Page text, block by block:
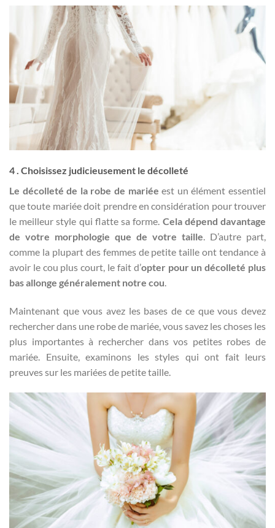
4 . Choisissez judicieusement le décolleté
Le décolleté de la robe de mariée est un élément essentiel
que toute mariée doit prendre en considération pour trouver
le meilleur style qui flatte sa forme. Cela dépend davantage
de votre morphologie que de votre taille. D’autre part,
comme la plupart des femmes de petite taille ont tendance à
avoir le cou plus court, le fait d’opter pour un décolleté plus
bas allonge généralement notre cou.
Maintenant que vous avez les bases de ce que vous devez
rechercher dans une robe de mariée, vous savez les choses les
plus importantes à rechercher dans vos petites robes de
mariée. Ensuite, examinons les styles qui ont fait leurs
preuves sur les mariées de petite taille.